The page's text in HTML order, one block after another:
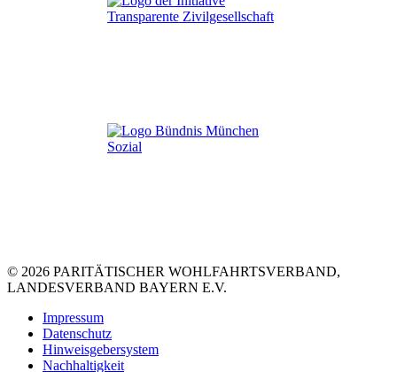
© 2026 PARITÄTISCHER WOHLFAHRTSVERBAND,
LANDESVERBAND BAYERN E.V.
Impressum
Datenschutz
Hinweisgebersystem
Nachhaltigkeit